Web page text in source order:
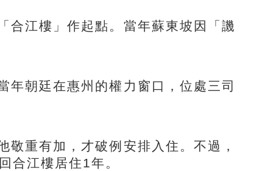
江樓」作起點。當年蘇東坡因「譏
朝廷在惠州的權力窗口，位處三司
重有加，才破例安排入住。不過，
合江樓居住1年。